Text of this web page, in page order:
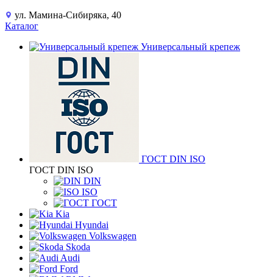
ул. Мамина-Сибиряка, 40
Каталог
Универсальный крепеж
ГОСТ DIN ISO
ГОСТ DIN ISO
DIN
ISO
ГОСТ
Kia
Hyundai
Volkswagen
Skoda
Audi
Ford